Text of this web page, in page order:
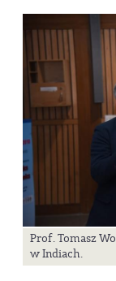
Prof. Tomasz
w Indiach.